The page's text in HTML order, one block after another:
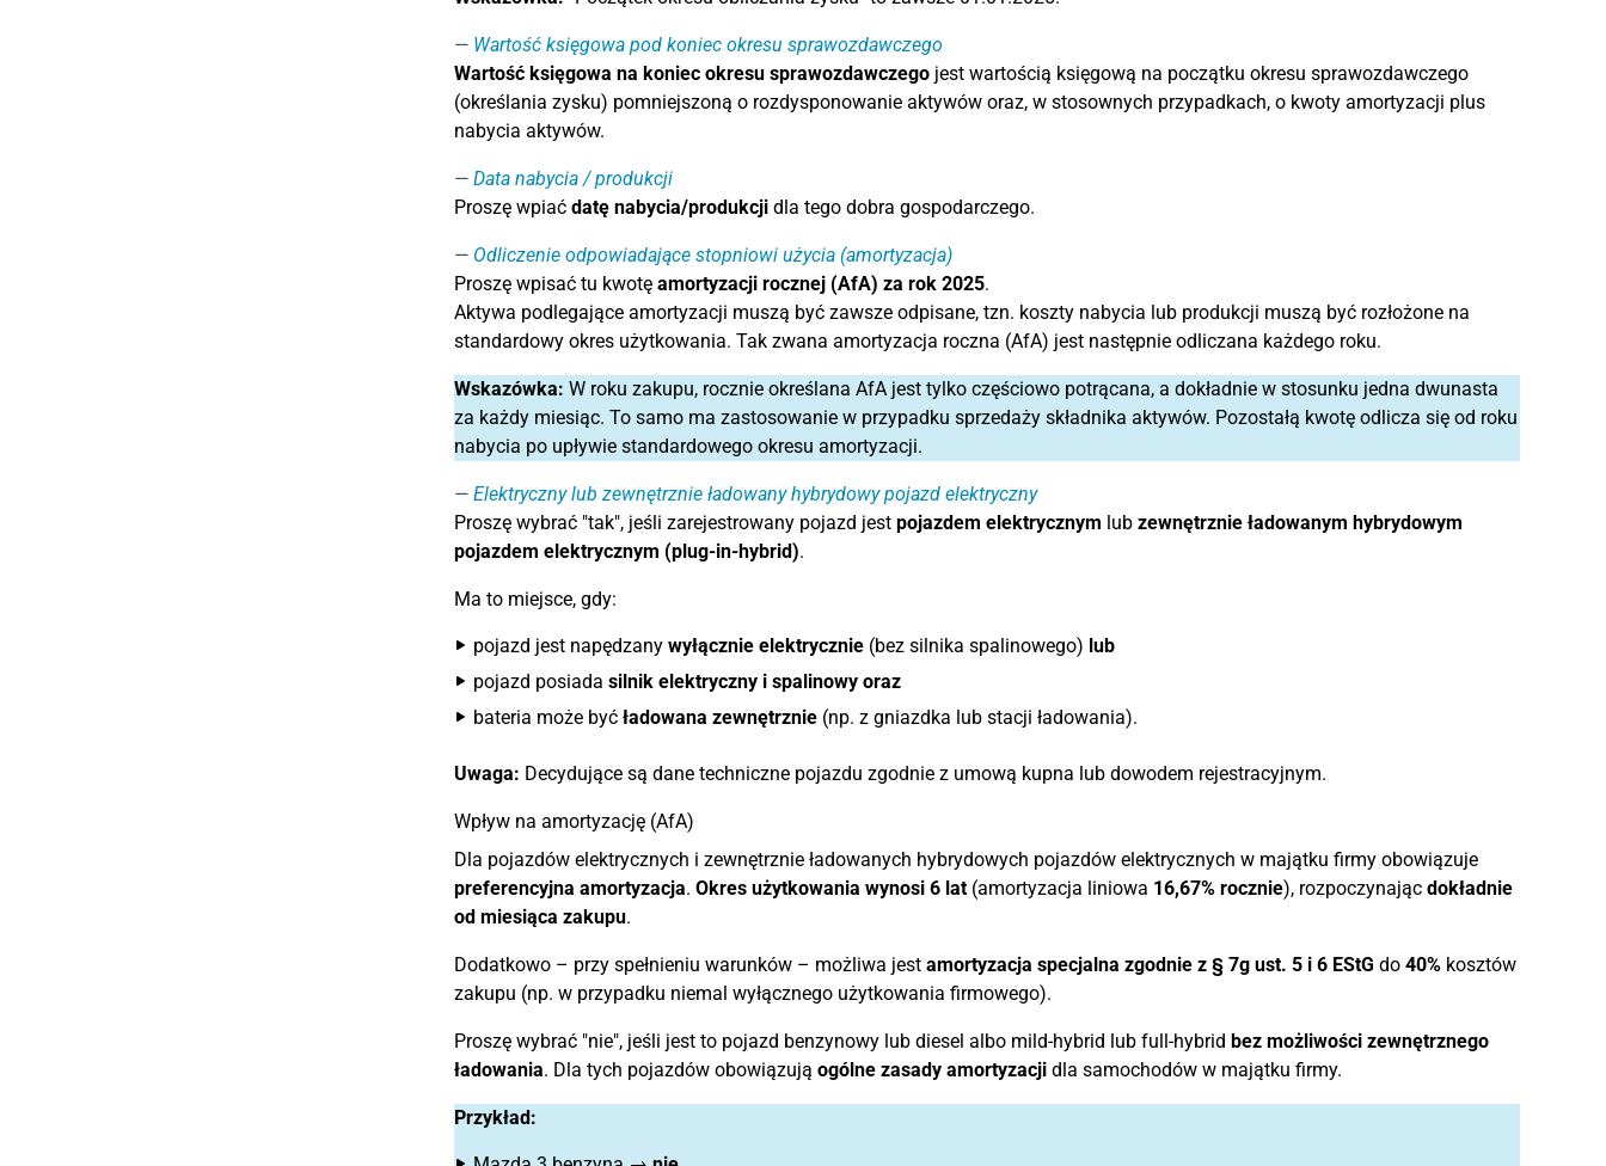
Wartość księgowa pod koniec okresu sprawozdawczego
Wartość księgowa na koniec okresu sprawozdawczegojest wartością księgową na początku okresu sprawozdawczego
(określania zysku) pomniejszoną o rozdysponowanie aktywów oraz, w stosownych przypadkach, o kwoty amortyzacji plus
nabycia aktywów.
Data nabycia / produkcji
Proszę wpiać datę nabycia/produkcjidla tego dobra gospodarczego.
Odliczenie odpowiadające stopniowi użycia (amortyzacja)
Proszę wpisać tu kwotę amortyzacji rocznej (AfA) za rok 2025.
Aktywa podlegające amortyzacji muszą być zawsze odpisane, tzn. koszty nabycia lub produkcji muszą być rozłożone na
standardowy okres użytkowania. Tak zwana amortyzacja roczna (AfA) jest następnie odliczana każdego roku.
Wskazówka: W roku zakupu, rocznie określana AfA jest tylko częściowo potrącana, a dokładnie w stosunku jedna dwunasta
za każdy miesiąc. To samo ma zastosowanie w przypadku sprzedaży składnika aktywów. Pozostałą kwotę odlicza się od roku
nabycia po upływie standardowego okresu amortyzacji.
Elektryczny lub zewnętrznie ładowany hybrydowy pojazd elektryczny
Proszę wybrać "tak", jeśli zarejestrowany pojazd jest pojazdem elektrycznym lub zewnętrznie ładowanym hybrydowym
pojazdem elektrycznym (plug-in-hybrid).
Ma to miejsce, gdy:
pojazd jest napędzany wyłącznie elektrycznie(bez silnika spalinowego) lub
pojazd posiada silnik elektryczny i spalinowy oraz
bateria może być ładowana zewnętrznie(np. z gniazdka lub stacji ładowania).
Uwaga: Decydujące są dane techniczne pojazdu zgodnie z umową kupna lub dowodem rejestracyjnym.
Wpływ na amortyzację (AfA)
Dla pojazdów elektrycznych i zewnętrznie ładowanych hybrydowych pojazdów elektrycznych w majątku firmy obowiązuje
preferencyjna amortyzacja. Okres użytkowania wynosi 6 lat(amortyzacja liniowa 16,67% rocznie), rozpoczynając dokładnie
od miesiąca zakupu.
Dodatkowo – przy spełnieniu warunków – możliwa jest amortyzacja specjalna zgodnie z § 7g ust. 5 i 6 EStG do 40% kosztów
zakupu (np. w przypadku niemal wyłącznego użytkowania firmowego).
Proszę wybrać "nie", jeśli jest to pojazd benzynowy lub diesel albo mild-hybrid lub full-hybrid bez możliwości zewnętrznego
ładowania. Dla tych pojazdów obowiązują ogólne zasady amortyzacjidla samochodów w majątku firmy.
Przykład: